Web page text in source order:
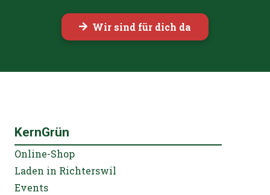
Wir sind für dich da
KernGrün
Online-Shop
Laden in Richterswil
Events